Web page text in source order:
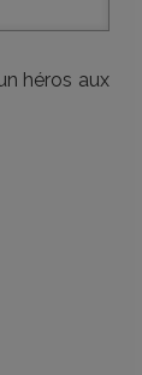
héros aux